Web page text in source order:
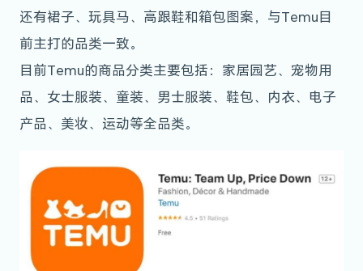
还有裙子、玩具马、高跟鞋和箱包图案，与Temu目
前主打的品类一致。
目前Temu的商品分类主要包括：家居园艺、宠物用
品、女士服装、童装、男士服装、鞋包、内衣、电子
产品、美妆、运动等全品类。